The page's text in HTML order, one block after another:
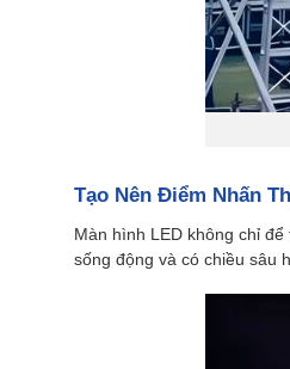
Tạo Nên Điểm Nhấn
Màn hình LED không chỉ
sống động và có chiều sâu